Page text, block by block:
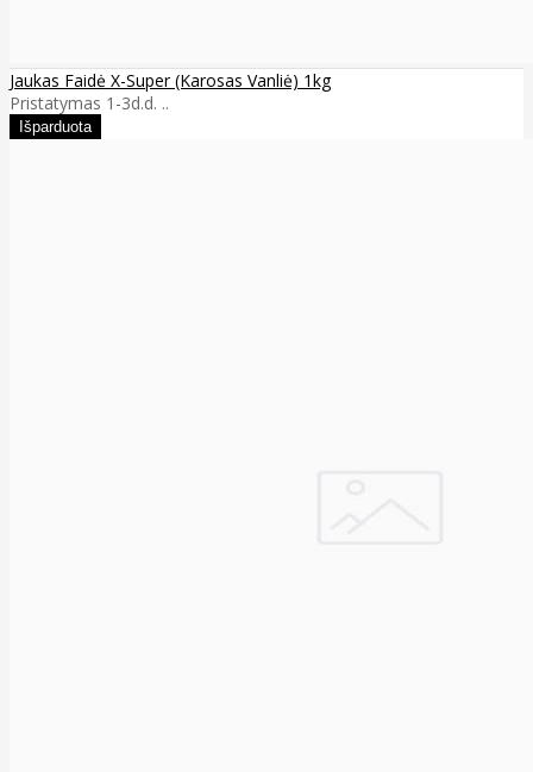
Jaukas Faidė X-Super (Karosas Vanliė) 1kg
Pristatymas 1-3d.d. ..